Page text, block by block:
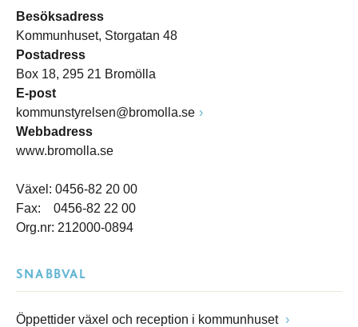
Besöksadress
Kommunhuset, Storgatan 48
Postadress
Box 18, 295 21 Bromölla
E-post
kommunstyrelsen@bromolla.se
Webbadress
www.bromolla.se
Växel: 0456-82 20 00
Fax: 0456-82 22 00
Org.nr: 212000-0894
SNABBVAL
Öppettider växel och reception i kommunhuset